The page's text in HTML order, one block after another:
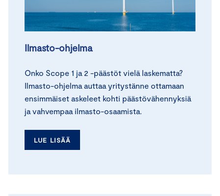
Ilmasto-ohjelma
Onko Scope 1 ja 2 -päästöt vielä laskematta?
Ilmasto-ohjelma auttaa yritystänne ottamaan
ensimmäiset askeleet kohti päästövähennyksiä
ja vahvempaa ilmasto-osaamista.
LUE LISÄÄ